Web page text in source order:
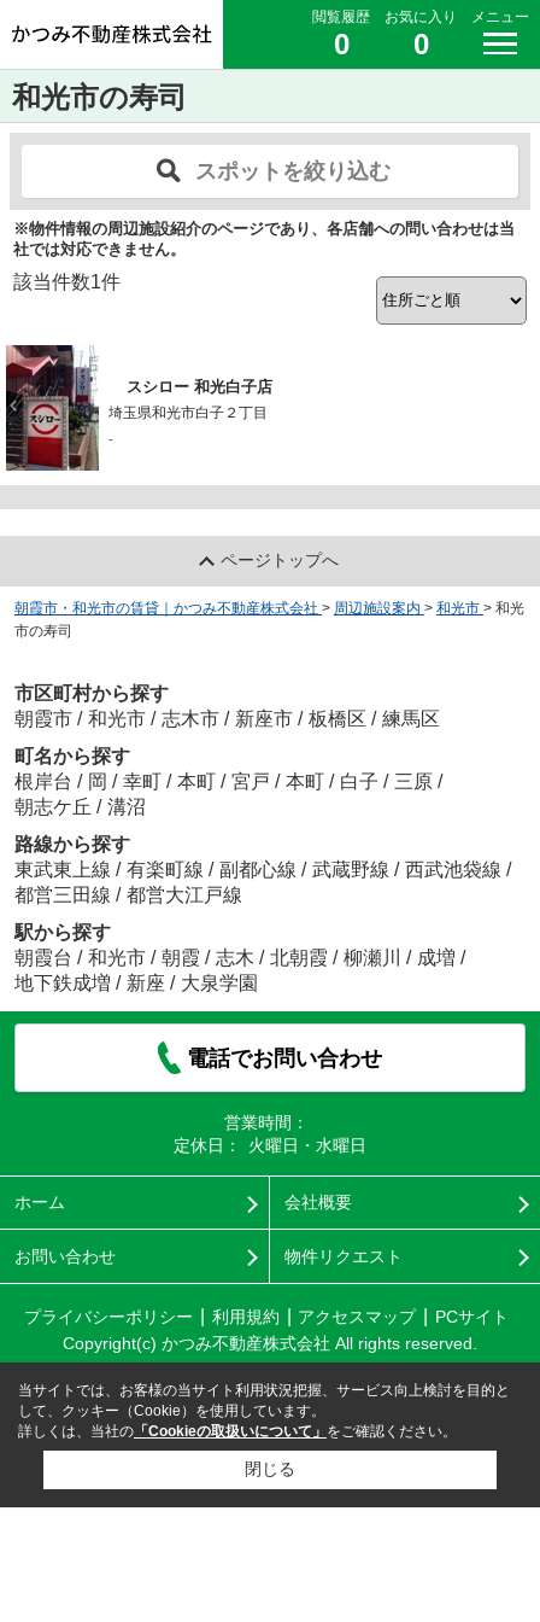
閲覧履歴
0
お気に入り
0
メニュー
和光市の寿司
スポットを絞り込む
※物件情報の周辺施設紹介のページであり、各店舗への問い合わせは当
社では対応できません。
該当件数1件
スシロー 和光白子店
埼玉県和光市白子２丁目
-
ページトップへ
朝霞市・和光市の賃貸｜かつみ不動産株式会社 > 周辺施設案内 > 和光市 > 和光
市の寿司
市区町村から探す
朝霞市 / 和光市 / 志木市 / 新座市 / 板橋区 / 練馬区
町名から探す
根岸台 / 岡 / 幸町 / 本町 / 宮戸 / 本町 / 白子 / 三原 /
朝志ケ丘 / 溝沼
路線から探す
東武東上線 / 有楽町線 / 副都心線 / 武蔵野線 / 西武池袋線 /
都営三田線 / 都営大江戸線
駅から探す
朝霞台 / 和光市 / 朝霞 / 志木 / 北朝霞 / 柳瀬川 / 成増 /
地下鉄成増 / 新座 / 大泉学園
電話でお問い合わせ
営業時間：
定休日：
火曜日・水曜日
ホーム 会社概要
お問い合わせ 物件リクエスト
プライバシーポリシー 利用規約 アクセスマップ
PCサイト
Copyright(c) かつみ不動産株式会社 All rights reserved.
当サイトでは、お客様の当サイト利用状況把握、サービス向上検討を目的と
して、クッキー（Cookie）を使用しています。
詳しくは、当社の 「Cookieの取扱いについて」 をご確認ください。
閉じる